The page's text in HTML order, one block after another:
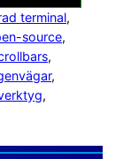
terminal
source